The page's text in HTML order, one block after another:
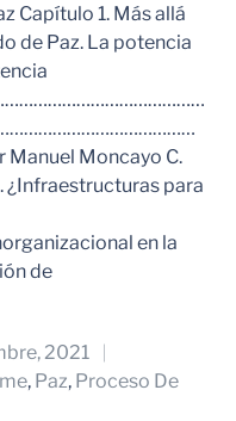
Capítulo 1. Más allá
de Paz. La potencia
Manuel Moncayo C.
¿Infraestructuras para
en la
de
2021
, Paz, Proceso De